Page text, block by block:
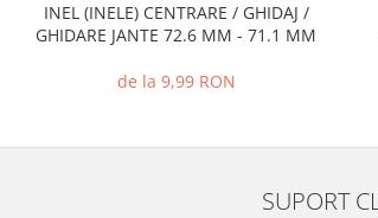
INEL (INELE) CENTRARE / GHIDAJ /
GHIDARE JANTE 72.6 MM - 71.1 MM
de la 9,99 RON
SUPORT